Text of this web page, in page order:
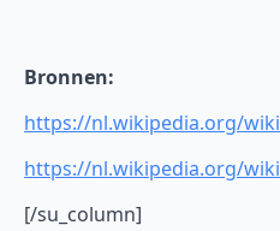
Bronnen:
https://nl.wikipedia.org/
https://nl.wikipedia.org/
[/su_column]